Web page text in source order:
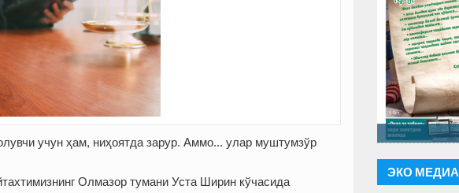
учун ҳам, ниҳоятда зарур. Аммо... улар муштумзўр
Олмазор тумани Уста Ширин кўчасида
ЭКО МЕДИА